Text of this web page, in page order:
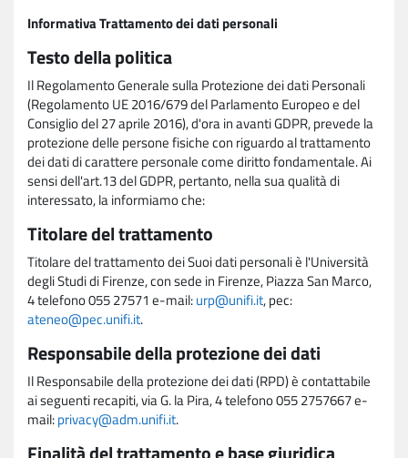
Informativa Trattamento dei dati personali
Testo della politica
Il Regolamento Generale sulla Protezione dei dati Personali
(Regolamento UE 2016/679 del Parlamento Europeo e del
Consiglio del 27 aprile 2016), d'ora in avanti GDPR, prevede la
protezione delle persone fisiche con riguardo al trattamento
dei dati di carattere personale come diritto fondamentale. Ai
sensi dell'art.13 del GDPR, pertanto, nella sua qualità di
interessato, la informiamo che:
Titolare del trattamento
Titolare del trattamento dei Suoi dati personali è l'Università
degli Studi di Firenze, con sede in Firenze, Piazza San Marco,
4 telefono 055 27571 e-mail:urp@unifi.it, pec:
ateneo@pec.unifi.it.
Responsabile della protezione dei dati
Il Responsabile della protezione dei dati (RPD) è contattabile
ai seguenti recapiti, via G. la Pira, 4 telefono 055 2757667 e-
mail:privacy@adm.unifi.it.